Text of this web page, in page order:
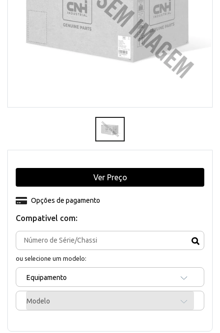
Compativel com:
ou selecione um modelo:
Equipamento
Modelo
Opções de pagamento
Ver Preço